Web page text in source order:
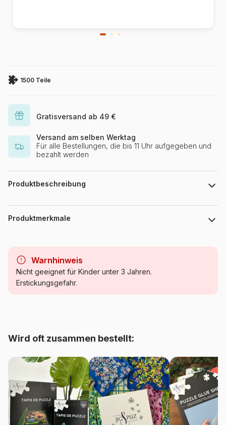
1500 Teile
Gratisversand ab 49 €
Versand am selben Werktag
Für alle Bestellungen, die bis 11 Uhr aufgegeben und
bezahlt werden
Produktbeschreibung
Cris Ortega. www.crisortega.com
Produktmerkmale
Kategorie Puzzle - Schiffe und Boote
Artikelnummer Grafika-F-32542
EAN 3663384325427
Teileanzahl 1500 Teile
Warnhinweis
Nicht geeignet für Kinder unter 3 Jahren.
Erstickungsgefahr.
Wird oft zusammen bestellt: